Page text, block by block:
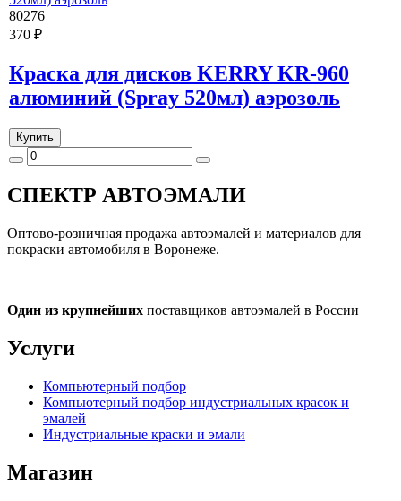
80276
370 ₽
Краска для дисков KERRY KR-960
алюминий (Spray 520мл) аэрозоль
Купить
СПЕКТР АВТОЭМАЛИ
Оптово-розничная продажа автоэмалей и материалов для
покраски автомобиля в Воронеже.
Один из крупнейших поставщиков автоэмалей в России
Услуги
Компьютерный подбор
Компьютерный подбор индустриальных красок и
эмалей
Индустриальные краски и эмали
Магазин